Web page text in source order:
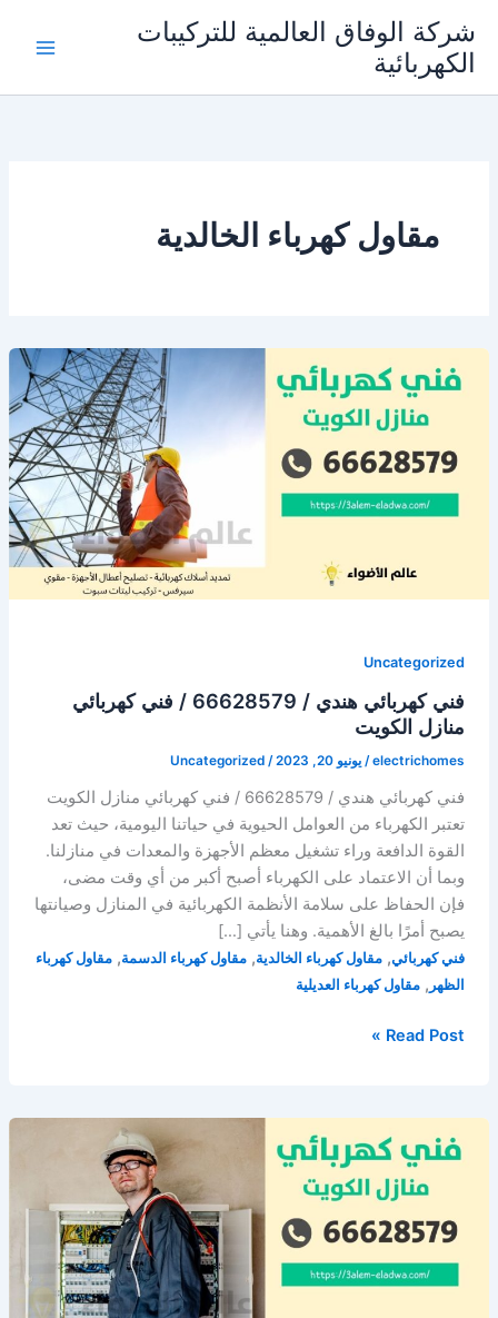
المحتوى
شركة الوفاق العالمية للتركيبات
الكهربائية
مقاول كهرباء الخالدية
Uncategorized
فني كهربائي هندي / 66628579 / فني كهربائي
منازل الكويت
electrichomes
/ يونيو 20, 2023 /
Uncategorized
فني كهربائي هندي / 66628579 / فني كهربائي منازل الكويت
تعتبر الكهرباء من العوامل الحيوية في حياتنا اليومية، حيث تعد
القوة الدافعة وراء تشغيل معظم الأجهزة والمعدات في منازلنا.
وبما أن الاعتماد على الكهرباء أصبح أكبر من أي وقت مضى،
فإن الحفاظ على سلامة الأنظمة الكهربائية في المنازل وصيانتها
يصبح أمرًا بالغ الأهمية. وهنا يأتي […]
فني كهربائي, مقاول كهرباء الخالدية, مقاول كهرباء الدسمة, مقاول كهرباء
الظهر , مقاول كهرباء العديلية
فني
/
66628579
/
كهربائي
منازل
الكويت
Read Post »